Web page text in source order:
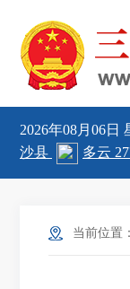
2026年08月06日
当前位置：